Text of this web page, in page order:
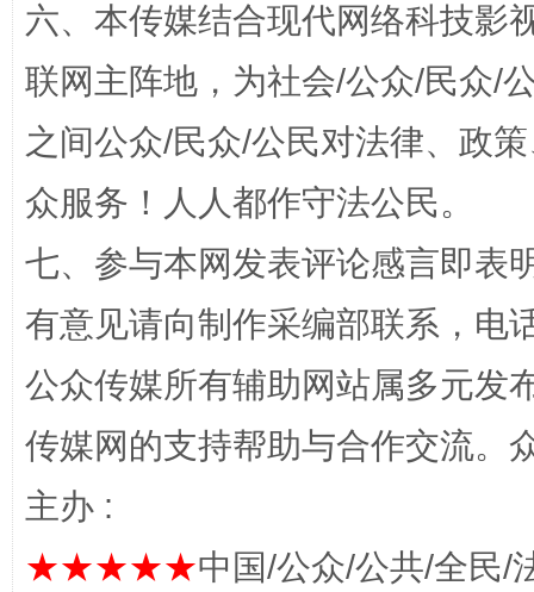
“蜀中异人”王建安的艺术幻境
完善运行机制助力责任有效落实
六、本传媒结合现代网络科技影
联网主阵地，为社会/公众/民众/
之间公众/民众/公民对法律、政
众服务！人人都作守法公民。
七、参与本网发表评论感言即表
有意见请向制作采编部联系，电
公众传媒所有辅助网站属多元发
传媒网的支持帮助与合作交流。
主办 :
★★★★★中国/公众/公共/全民/